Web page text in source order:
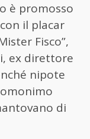
è promosso
il placar
Fisco”,
ex direttore
nipote
di